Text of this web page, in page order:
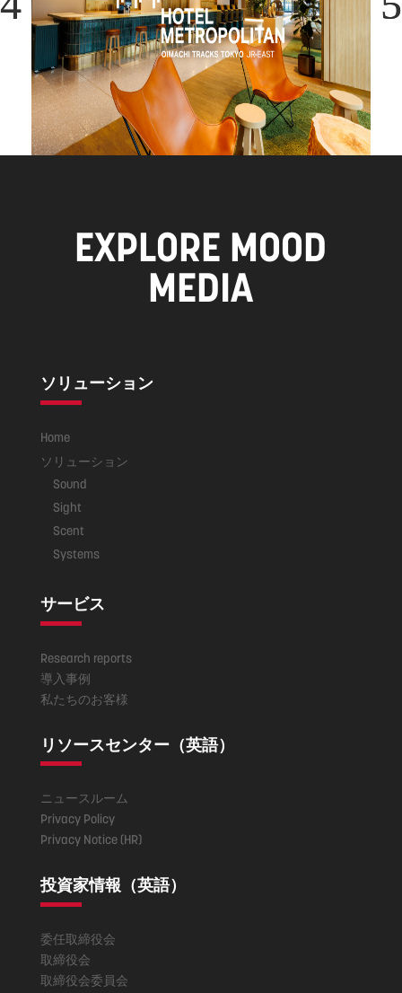
EXPLORE MOOD
MEDIA
ソリューション
Home
ソリューション
Sound
Sight
Scent
Systems
サービス
Research reports
導入事例
私たちのお客様
リソースセンター（英語）
ニュースルーム
Privacy Policy
Privacy Notice (HR)
投資家情報（英語）
委任取締役会
取締役会
取締役会委員会